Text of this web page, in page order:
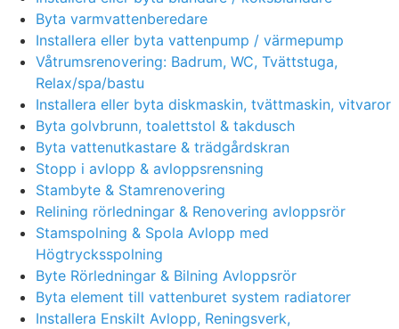
Byta varmvattenberedare
Installera eller byta vattenpump / värmepump
Våtrumsrenovering: Badrum, WC, Tvättstuga,
Relax/spa/bastu
Installera eller byta diskmaskin, tvättmaskin, vitvaror
Byta golvbrunn, toalettstol & takdusch
Byta vattenutkastare & trädgårdskran
Stopp i avlopp & avloppsrensning
Stambyte & Stamrenovering
Relining rörledningar & Renovering avloppsrör
Stamspolning & Spola Avlopp med
Högtrycksspolning
Byte Rörledningar & Bilning Avloppsrör
Byta element till vattenburet system radiatorer
Installera Enskilt Avlopp, Reningsverk,